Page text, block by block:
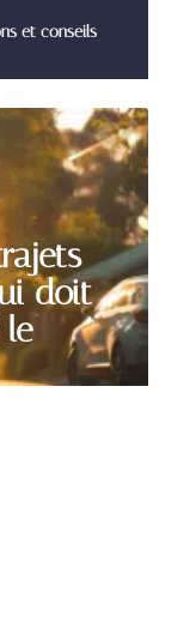
et conseils
doit
le